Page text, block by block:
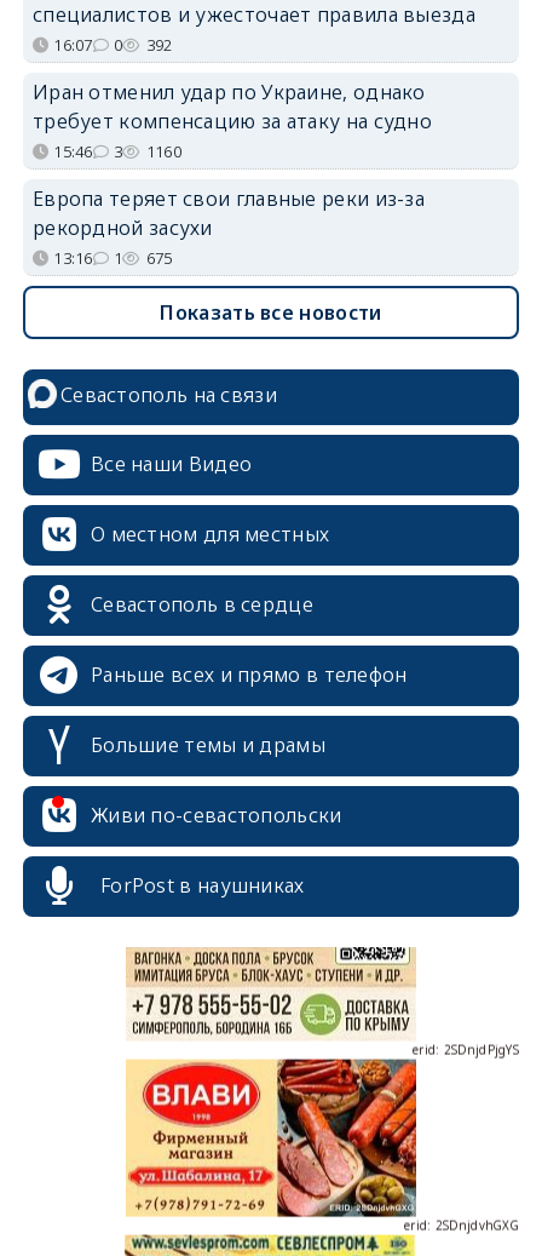
специалистов и ужесточает правила выезда
16:07 0 392
Иран отменил удар по Украине, однако
требует компенсацию за атаку на судно
15:46 3 1160
Европа теряет свои главные реки из-за
рекордной засухи
13:16 1 675
Показать все новости
Севастополь на связи
Все наши Видео
О местном для местных
Севастополь в сердце
Раньше всех и прямо в телефон
Большие темы и драмы
Живи по-севастопольски
ForPost в наушниках
erid: 2SDnjdvhGXG